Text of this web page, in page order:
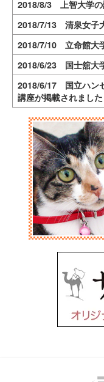
2018/8/3 上智大学の
2018/7/13 清泉女子
2018/7/10 立命館大
2018/6/23 国士舘大
2018/6/17 国立ハン
講座が掲載されました